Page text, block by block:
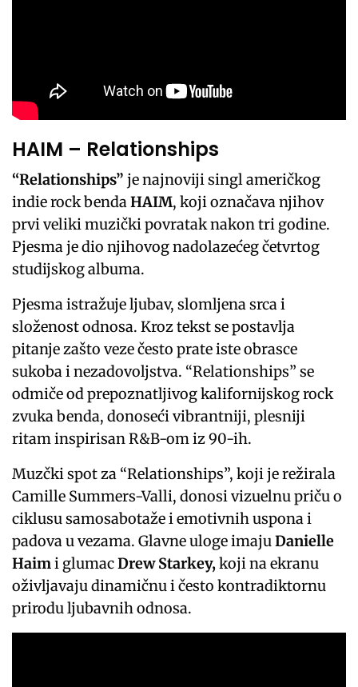
HAIM – Relationships
“Relationships” je najnoviji singl američkog
indie rock bendaHAIM, koji označava njihov
prvi veliki muzički povratak nakon tri godine.
Pjesma je dio njihovog nadolazećeg četvrtog
studijskog albuma.
Pjesma istražuje ljubav, slomljena srca i
složenost odnosa. Kroz tekst se postavlja
pitanje zašto veze često prate iste obrasce
sukoba i nezadovoljstva. “Relationships” se
odmiče od prepoznatljivog kalifornijskog rock
zvuka benda, donoseći vibrantniji, plesniji
ritam inspirisan R&B-om iz 90-ih.
Muzčki spot za “Relationships”, koji je režirala
Camille Summers-Valli, donosi vizuelnu priču o
ciklusu samosabotaže i emotivnih uspona i
padova u vezama. Glavne uloge imajuDanielle
Haimi glumacDrew Starkey,koji na ekranu
oživljavaju dinamičnu i često kontradiktornu
prirodu ljubavnih odnosa.